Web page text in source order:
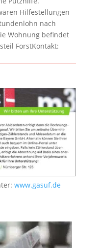
Hilfestellungen
nach
Wohnung befindet
ForstKontakt:
www.gasuf.de